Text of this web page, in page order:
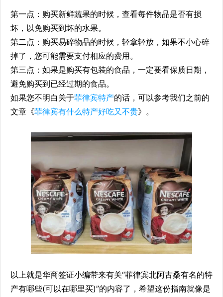
第一点：购买新鲜蔬果的时候，查看每件物品是否有损
坏，以免购买到坏的水果。
第二点：购买易碎物品的时候，轻拿轻放，如果不小心碎
掉了，您可能需要支付相应的费用。
第三点：如果是购买有包装的食品，一定要看保质日期，
避免购买到已经过期的食品。
如果您不明白关于菲律宾特产的话，可以参考我们之前的
文章《菲律宾有什么特产好吃又不贵》。
以上就是华商签证小编带来有关“菲律宾北阿古桑有名的特
产有哪些(可以在哪里买)”的内容了，希望这份指南就像是